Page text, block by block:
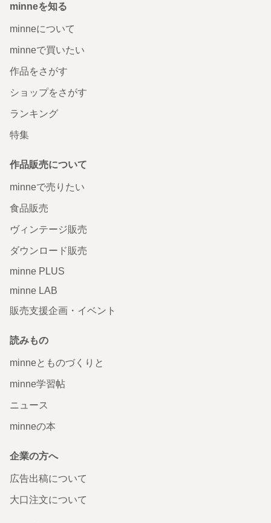
minneを知る
minneについて
minneで買いたい
作品をさがす
ショップをさがす
ランキング
特集
作品販売について
minneで売りたい
食品販売
ヴィンテージ販売
ダウンロード販売
minne PLUS
minne LAB
販売支援企画・イベント
読みもの
minneとものづくりと
minne学習帖
ニュース
minneの本
企業の方へ
広告出稿について
大口注文について